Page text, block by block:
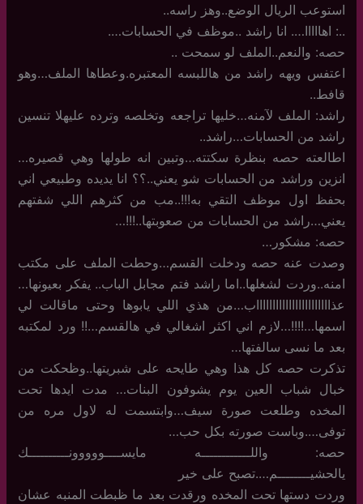
استوعب الريال الوضع..وهز راسه..
..: اهااااا…. انا راشد ..موظف في الحسابات….
حصه: والنعم..الملف لو سمحت ..
اعتفس ويهه راشد من هاللبسه المعتبره.وعطاها الملف…وهو
قافط..
راشد: الملف لآمنه…خليها تراجعه وتخلصه وترده عليهلا تنسين
راشد من الحسابات…راشد..
اطالعته حصه بنظرة سكتته…وتبين انه طولها وهي قصيره…
انزين وراشد من الحسابات شو يعني..؟؟ انا يديده وطبيعي اني
بحفظ اول موظف التقي به!!!..مب من كثرهم اللي شفتهم
يعني…راشد من الحسابات من صعوبتها..!!!…
حصه: مشكور…
وصدت عنه حصه ودخلت القسم…وحطت الملف على مكتب
امنه..وردت لشغلها..اما راشد فتم مجابل الباب.. يفكر بعيونها…
عذاااااااااااااااااااااااب…من هذي اللي يابوها وحتى ماقالت لي
اسمها…!!!!…لازم اني اكثر اشغالي في هالقسم…!! ورد لمكتبه
بعد ما نسى سالفتها…
تذكرت حصه كل هذا وهي طايحه على شبريتها..وظحكت من
خبال شباب العين يوم يشوفون البنات… مدت ايدها تحت
المخده وطلعت صورة سيف…وابتسمت له لاول مره من
توفى….وباست صورته بكل حب…
حصه: واللــــــــــــه مايســــووووونــــــــــك
يالحشيــــــــم….تصبح على خير
وردت دستها تحت المخده ورقدت بعد ما ظبطت المنبه عشان